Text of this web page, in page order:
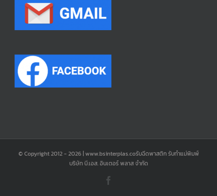
© Copyright 2012 - 2026 | www.bsinterplas.coรับฉีดพาสติก รับทำแม่พิมพ์
บริษัท บี.เอส. อินเตอร์ พลาส จำกัด